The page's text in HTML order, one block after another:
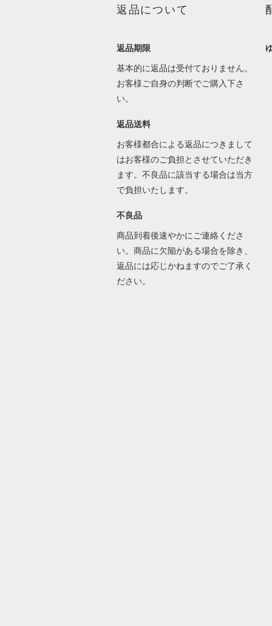
返品について
返品期限
基本的に返品は受付ておりません。
お客様ご自身の判断でご購入下さ
い。
返品送料
お客様都合による返品につきまして
はお客様のご負担とさせていただき
ます。不良品に該当する場合は当方
で負担いたします。
不良品
商品到着後速やかにご連絡くださ
い。商品に欠陥がある場合を除き、
返品には応じかねますのでご了承く
ださい。